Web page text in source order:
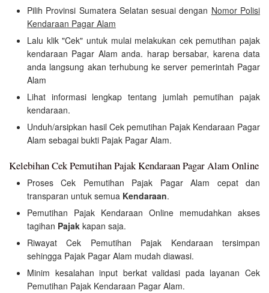
Pilih Provinsi Sumatera Selatan sesuai dengan Nomor Polisi
Kendaraan Pagar Alam
Lalu klik "Cek" untuk mulai melakukan cek pemutihan pajak
kendaraan Pagar Alam anda. harap bersabar, karena data
anda langsung akan terhubung ke server pemerintah Pagar
Alam
Lihat informasi lengkap tentang jumlah pemutihan pajak
kendaraan.
Unduh/arsipkan hasil Cek pemutihan Pajak Kendaraan Pagar
Alam sebagai bukti Pajak Pagar Alam.
Kelebihan Cek Pemutihan Pajak Kendaraan Pagar Alam Online
Proses Cek Pemutihan Pajak Pagar Alam cepat dan
transparan untuk semua Kendaraan.
Pemutihan Pajak Kendaraan Online memudahkan akses
tagihan Pajak kapan saja.
Riwayat Cek Pemutihan Pajak Kendaraan tersimpan
sehingga Pajak Pagar Alam mudah diawasi.
Minim kesalahan input berkat validasi pada layanan Cek
Pemutihan Pajak Kendaraan Pagar Alam.